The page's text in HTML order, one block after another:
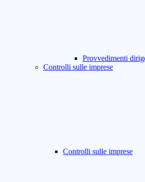
Provvedimenti
Controlli sulle imprese
Controlli sulle imprese